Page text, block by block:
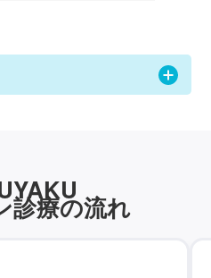
診療の流れ